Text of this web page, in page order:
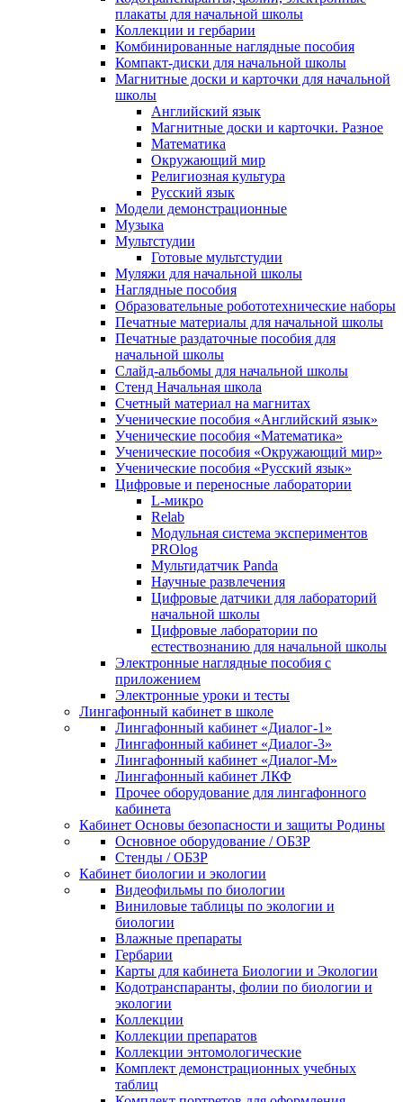
плакаты для начальной школы
Коллекции и гербарии
Комбинированные наглядные пособия
Компакт-диски для начальной школы
Магнитные доски и карточки для начальной
школы
Английский язык
Магнитные доски и карточки. Разное
Математика
Окружающий мир
Религиозная культура
Русский язык
Модели демонстрационные
Музыка
Мультстудии
Готовые мультстудии
Муляжи для начальной школы
Наглядные пособия
Образовательные робототехнические наборы
Печатные материалы для начальной школы
Печатные раздаточные пособия для
начальной школы
Слайд-альбомы для начальной школы
Стенд Начальная школа
Счетный материал на магнитах
Ученические пособия «Английский язык»
Ученические пособия «Математика»
Ученические пособия «Окружающий мир»
Ученические пособия «Русский язык»
Цифровые и переносные лаборатории
L-микро
Relab
Модульная система экспериментов
PROlog
Мультидатчик Panda
Научные развлечения
Цифровые датчики для лабораторий
начальной школы
Цифровые лаборатории по
естествознанию для начальной школы
Электронные наглядные пособия с
приложением
Электронные уроки и тесты
Лингафонный кабинет в школе
Лингафонный кабинет «Диалог-1»
Лингафонный кабинет «Диалог-3»
Лингафонный кабинет «Диалог-М»
Лингафонный кабинет ЛКФ
Прочее оборудование для лингафонного
кабинета
Кабинет Основы безопасности и защиты Родины
Основное оборудование / ОБЗР
Стенды / ОБЗР
Кабинет биологии и экологии
Видеофильмы по биологии
Виниловые таблицы по экологии и
биологии
Влажные препараты
Гербарии
Карты для кабинета Биологии и Экологии
Кодотранспаранты, фолии по биологии и
экологии
Коллекции
Коллекции препаратов
Коллекции энтомологические
Комплект демонстрационных учебных
таблиц